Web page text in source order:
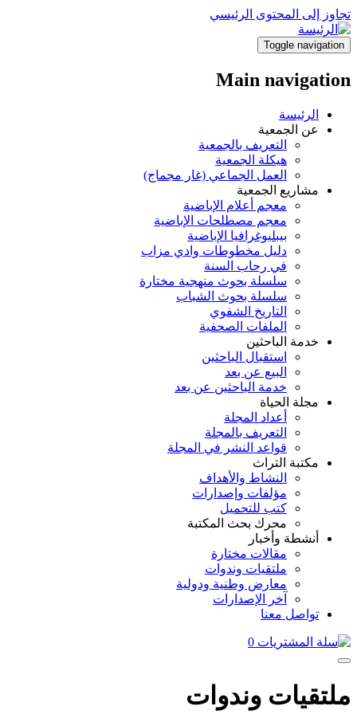
تجاوز إلى المحتوى الرئيسي
Toggle navigation
Main navigation
الرئيسة
عن الجمعية
التعريف بالجمعية
هيكلة الجمعية
العمل الجماعي (غار مجماج)
مشاريع الجمعية
معجم أعلام الإباضية
معجم مصطلحات الإباضية
بيبليوغرافيا الإباضية
دليل مخطوطات وادي مزاب
في رحاب السنة
سلسلة بحوث منهجية مختارة
سلسلة بحوث الشباب
التاريخ الشفوي
الملفات الصحفية
خدمة الباحثين
استقبال الباحثين
البيع عن بعد
خدمة الباحثين عن بعد
مجلة الحياة
أعداد المجلة
التعريف بالمجلة
قواعد النشر في المجلة
مكتبة التراث
النشاط والأهداف
مؤلفات وإصدارات
كتب للتحميل
محرك بحث المكتبة
أنشطة وأخبار
مقالات مختارة
ملتقيات وندوات
معارض وطنية ودولية
آخر الإصدارات
تواصل معنا
0
ملتقيات وندوات